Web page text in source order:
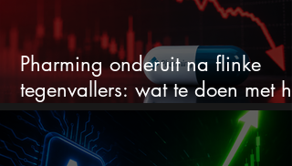
Pharming onderuit na flinke
tegenvallers: wat te doen met
aandeel?